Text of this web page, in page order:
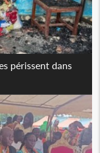
périssent dans